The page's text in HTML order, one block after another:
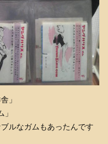
」
ルなガムもあったんです